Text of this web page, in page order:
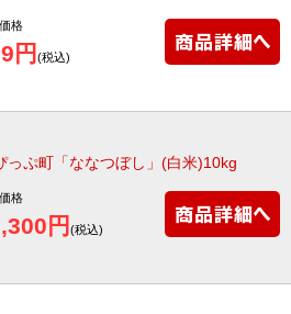
格
円 (税込)
っぷ町「ななつぼし」(白米)10kg
格
円 (税込)